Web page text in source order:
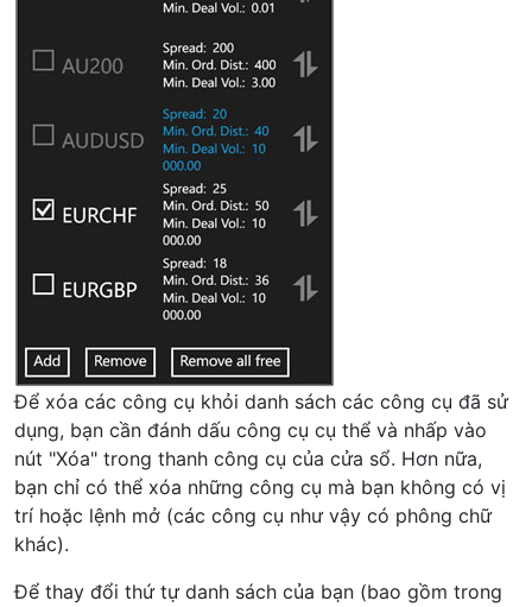
Để xóa các công cụ khỏi danh sách các công cụ đã sử
dụng, bạn cần đánh dấu công cụ cụ thể và nhấp vào
nút "Xóa" trong thanh công cụ của cửa sổ. Hơn nữa,
bạn chỉ có thể xóa những công cụ mà bạn không có vị
trí hoặc lệnh mở (các công cụ như vậy có phông chữ
khác).
Để thay đổi thứ tự danh sách của bạn (bao gồm trong